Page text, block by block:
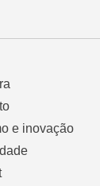
e inovação